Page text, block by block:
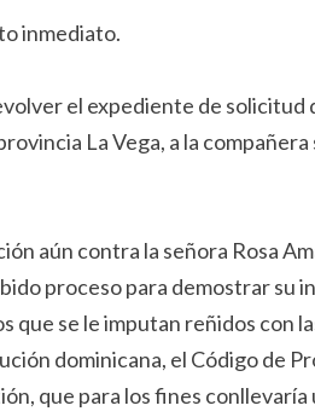
inmediato.
el expediente de solicitud
La Vega, a la compañera
aún contra la señora Rosa
proceso para demostrar su
se le imputan reñidos con
dominicana, el Código de
que para los fines